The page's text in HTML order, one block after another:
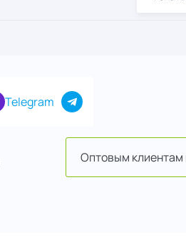
Telegram
Оптовым клиентам